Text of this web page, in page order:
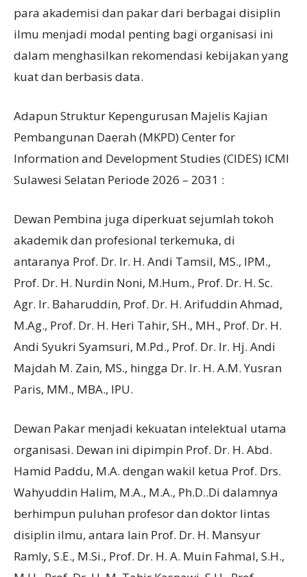
para akademisi dan pakar dari berbagai disiplin
ilmu menjadi modal penting bagi organisasi ini
dalam menghasilkan rekomendasi kebijakan yang
kuat dan berbasis data.
Adapun Struktur Kepengurusan Majelis Kajian
Pembangunan Daerah (MKPD) Center for
Information and Development Studies (CIDES) ICMI
Sulawesi Selatan Periode 2026 – 2031 :
Dewan Pembina juga diperkuat sejumlah tokoh
akademik dan profesional terkemuka, di
antaranya Prof. Dr. Ir. H. Andi Tamsil, MS., IPM.,
Prof. Dr. H. Nurdin Noni, M.Hum., Prof. Dr. H. Sc.
Agr. Ir. Baharuddin, Prof. Dr. H. Arifuddin Ahmad,
M.Ag., Prof. Dr. H. Heri Tahir, SH., MH., Prof. Dr. H.
Andi Syukri Syamsuri, M.Pd., Prof. Dr. Ir. Hj. Andi
Majdah M. Zain, MS., hingga Dr. Ir. H. A.M. Yusran
Paris, MM., MBA., IPU.
Dewan Pakar menjadi kekuatan intelektual utama
organisasi. Dewan ini dipimpin Prof. Dr. H. Abd.
Hamid Paddu, M.A. dengan wakil ketua Prof. Drs.
Wahyuddin Halim, M.A., M.A., Ph.D..Di dalamnya
berhimpun puluhan profesor dan doktor lintas
disiplin ilmu, antara lain Prof. Dr. H. Mansyur
Ramly, S.E., M.Si., Prof. Dr. H. A. Muin Fahmal, S.H.,